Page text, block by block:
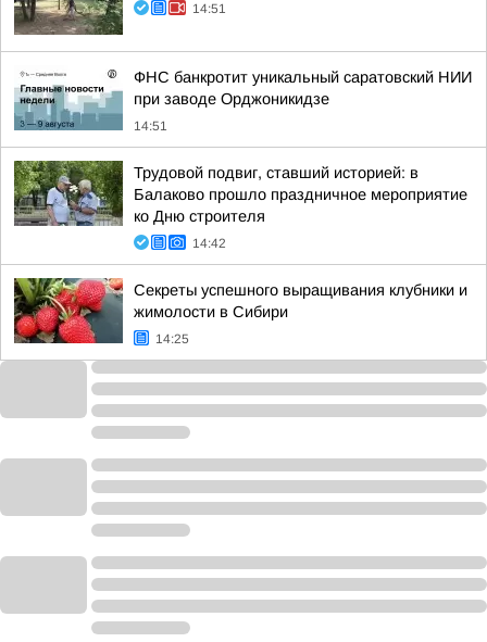
14:51
ФНС банкротит уникальный саратовский НИИ
при заводе Орджоникидзе
14:51
Трудовой подвиг, ставший историей: в
Балаково прошло праздничное мероприятие
ко Дню строителя
14:42
Секреты успешного выращивания клубники и
жимолости в Сибири
14:25